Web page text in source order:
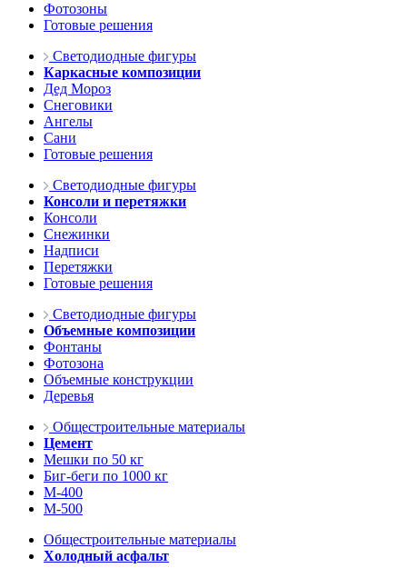
Фотозоны
Готовые решения
Светодиодные фигуры
Каркасные композиции
Дед Мороз
Снеговики
Ангелы
Сани
Готовые решения
Светодиодные фигуры
Консоли и перетяжки
Консоли
Снежинки
Надписи
Перетяжки
Готовые решения
Светодиодные фигуры
Объемные композиции
Фонтаны
Фотозона
Объемные конструкции
Деревья
Общестроительные материалы
Цемент
Мешки по 50 кг
Биг-беги по 1000 кг
М-400
М-500
Общестроительные материалы
Холодный асфальт